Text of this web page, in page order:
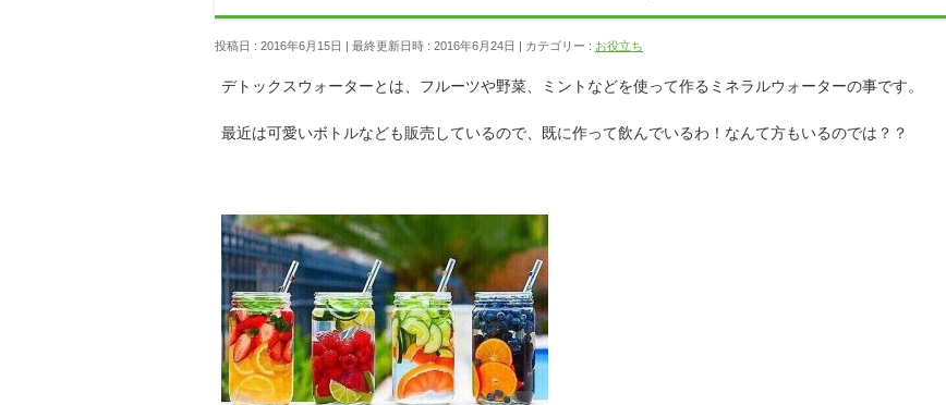
投稿日 : 2016年6月15日 最終更新日時 : 2016年6月24日 カテゴリー : お役立ち
デトックスウォーターとは、フルーツや野菜、ミントなどを使って作るミネラルウォーターの事です。
最近は可愛いボトルなども販売しているので、既に作って飲んでいるわ！なんて方もいるのでは？？